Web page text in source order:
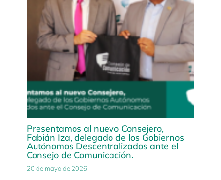
Presentamos al nuevo Consejero,
Fabián Iza, delegado de los Gobiernos
Autónomos Descentralizados ante el
Consejo de Comunicación.
20 de mayo de 2026